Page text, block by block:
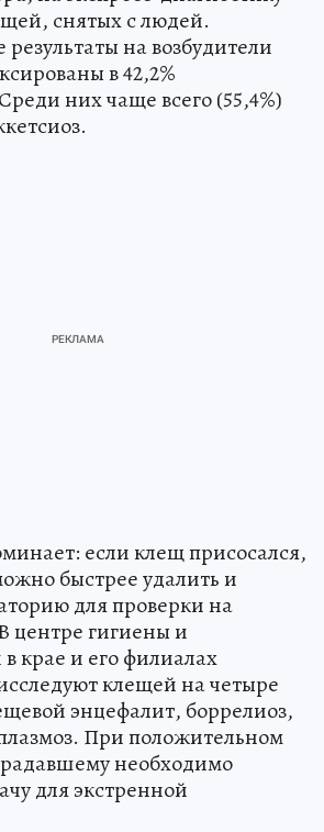
снятых с людей.
на возбудители
в 42,2%
них чаще всего (55,4%)
если клещ присосался,
быстрее удалить и
для проверки на
центре гигиены и
крае и его филиалах
клещей на четыре
энцефалит, боррелиоз,
При положительном
необходимо
для экстренной